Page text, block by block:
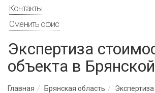
Контакты
Сменить офис
Экспертиза
объекта в
Главная Брянская область Экспертиза